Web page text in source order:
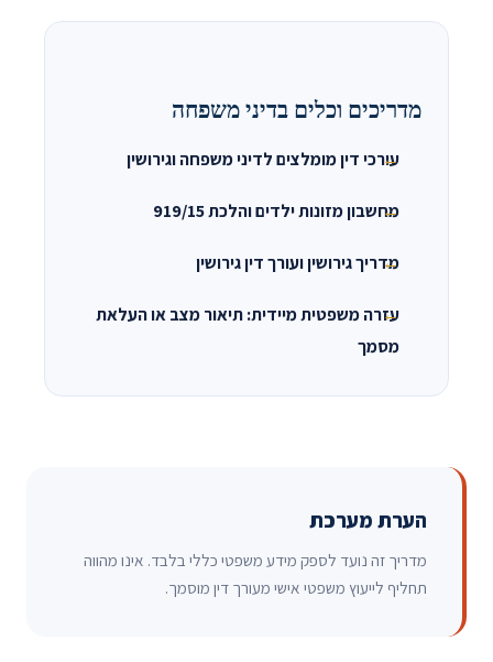
מדריכים וכלים בדיני משפחה
עורכי דין מומלצים לדיני משפחה וגירושין
מחשבון מזונות ילדים והלכת 919/15
מדריך גירושין ועורך דין גירושין
עזרה משפטית מיידית: תיאור מצב או העלאת
מסמך
הערת מערכת
מדריך זה נועד לספק מידע משפטי כללי בלבד. אינו מהווה
תחליף לייעוץ משפטי אישי מעורך דין מוסמך.